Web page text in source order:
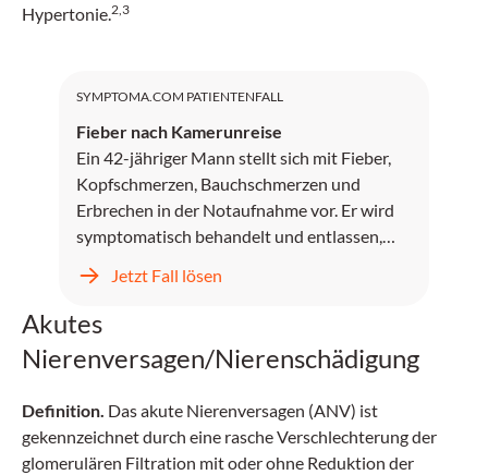
Hypertonie.2,3
SYMPTOMA.COM PATIENTENFALL
Fieber nach Kamerunreise
Ein 42-jähriger Mann stellt sich mit Fieber,
Kopfschmerzen, Bauchschmerzen und
Erbrechen in der Notaufnahme vor. Er wird
symptomatisch behandelt und entlassen,
kehrt jedoch zwei Tage später mit
unstillbarem Erbrechen, Kopfschmerzen und
Jetzt Fall lösen
Akutes
Nierenversagen/Nierenschädigung
Definition. Das akute Nierenversagen (ANV) ist
gekennzeichnet durch eine rasche Verschlechterung der
glomerulären Filtration mit oder ohne Reduktion der